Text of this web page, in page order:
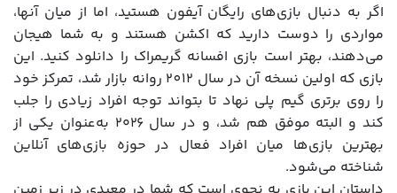
اگر به دنبال بازی‌های رایگان آیفون هستید، اما از میان آنها،
مواردی را دوست دارید که اکشن هستند و به شما هیجان
می‌دهند، بهتر است بازی افسانه گریمراک را دانلود کنید. این
بازی که اولین نسخه آن در سال 2012 روانه بازار شد، تمرکز خود
را روی برتری گیم پلی نهاد تا بتواند توجه افراد زیادی را جلب
کند و البته موفق هم شد، و در سال ۲۰۲۶ به‌عنوان یکی از
بهترین بازی‌ها میان افراد فعال در حوزه بازی‌های آنلاین
شناخته می‌شود.